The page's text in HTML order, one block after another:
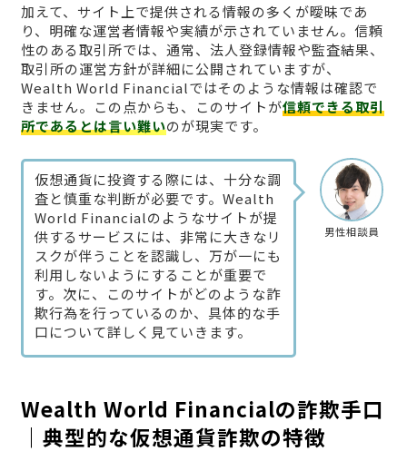
加えて、サイト上で提供される情報の多くが曖昧であ
り、明確な運営者情報や実績が示されていません。信頼
性のある取引所では、通常、法人登録情報や監査結果、
取引所の運営方針が詳細に公開されていますが、
Wealth World Financialではそのような情報は確認で
きません。この点からも、このサイトが信頼できる取引
所であるとは言い難いのが現実です。
男性相談員
仮想通貨に投資する際には、十分な調
査と慎重な判断が必要です。Wealth
World Financialのようなサイトが提
供するサービスには、非常に大きなリ
スクが伴うことを認識し、万が一にも
利用しないようにすることが重要で
す。次に、このサイトがどのような詐
欺行為を行っているのか、具体的な手
口について詳しく見ていきます。
Wealth World Financialの詐欺手口
｜典型的な仮想通貨詐欺の特徴